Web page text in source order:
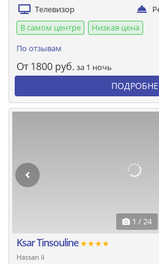
Телевизор
В самом центре
Низкая цена
По отзывам
От 1800 руб. за 1 ночь
1 / 24
Ksar Tinsouline★★★★
Hassan Ii